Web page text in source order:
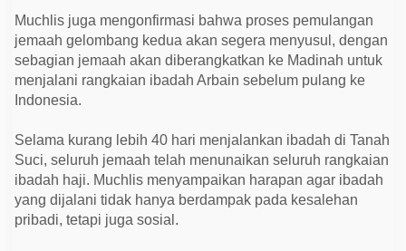
r
J
e
d
Muchlis juga mengonfirmasi bahwa proses pemulangan
jemaah gelombang kedua akan segera menyusul, dengan
sebagian jemaah akan diberangkatkan ke Madinah untuk
menjalani rangkaian ibadah Arbain sebelum pulang ke
Indonesia.
Selama kurang lebih 40 hari menjalankan ibadah di Tanah
Suci, seluruh jemaah telah menunaikan seluruh rangkaian
ibadah haji. Muchlis menyampaikan harapan agar ibadah
yang dijalani tidak hanya berdampak pada kesalehan
pribadi, tetapi juga sosial.